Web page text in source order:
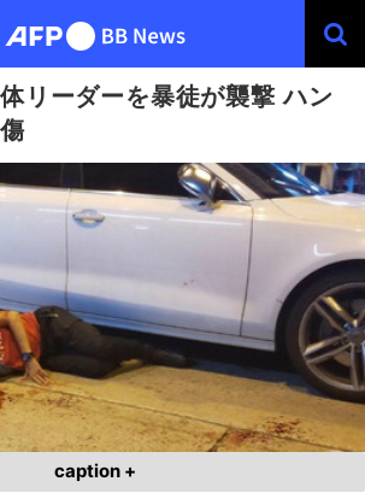
リーダーを暴徒が襲撃 ハン
caption +